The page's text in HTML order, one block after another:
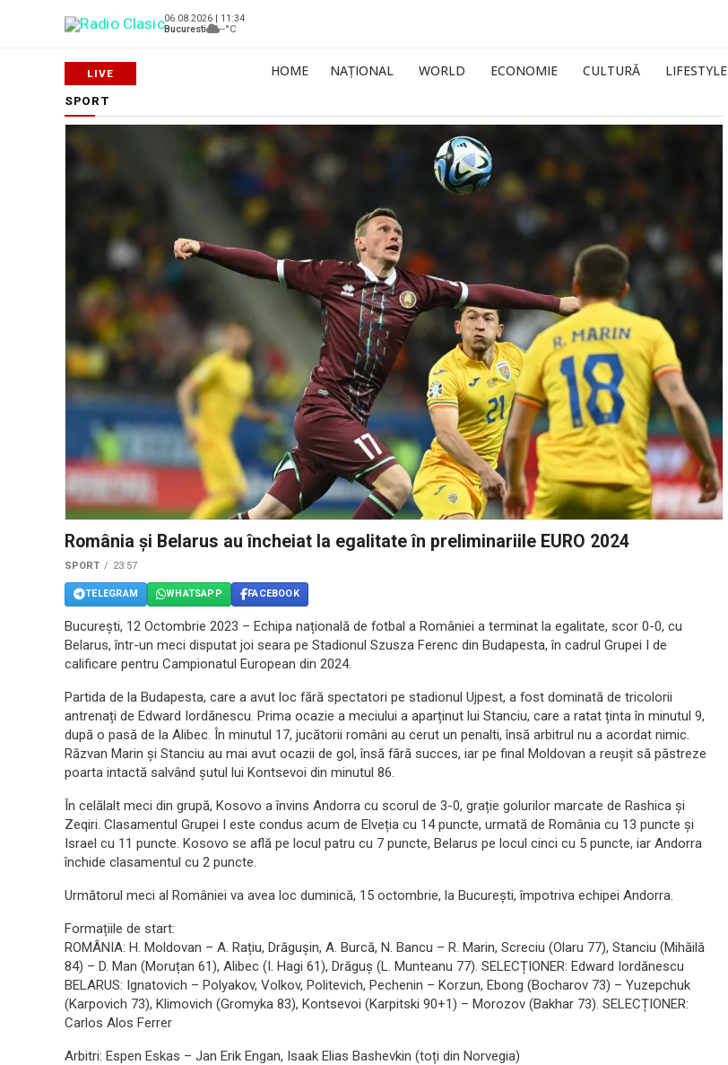
06.08.2026 | 11:34
Bucuresti
--°C
HOME NAȚIONAL WORLD ECONOMIE CULTURĂ LIFESTYLE
SPORT
România și Belarus au încheiat la egalitate în preliminariile EURO 2024
SPORT 23:57
TELEGRAM WHATSAPP FACEBOOK
București, 12 Octombrie 2023 – Echipa națională de fotbal a României a terminat la egalitate, scor 0-0, cu
Belarus, într-un meci disputat joi seara pe Stadionul Szusza Ferenc din Budapesta, în cadrul Grupei I de
calificare pentru Campionatul European din 2024.
Partida de la Budapesta, care a avut loc fără spectatori pe stadionul Ujpest, a fost dominată de tricolorii
antrenați de Edward Iordănescu. Prima ocazie a meciului a aparținut lui Stanciu, care a ratat ținta în minutul 9,
după o pasă de la Alibec. În minutul 17, jucătorii români au cerut un penalti, însă arbitrul nu a acordat nimic.
Răzvan Marin și Stanciu au mai avut ocazii de gol, însă fără succes, iar pe final Moldovan a reușit să păstreze
poarta intactă salvând șutul lui Kontsevoi din minutul 86.
În celălalt meci din grupă, Kosovo a învins Andorra cu scorul de 3-0, grație golurilor marcate de Rashica și
Zeqiri. Clasamentul Grupei I este condus acum de Elveția cu 14 puncte, urmată de România cu 13 puncte și
Israel cu 11 puncte. Kosovo se află pe locul patru cu 7 puncte, Belarus pe locul cinci cu 5 puncte, iar Andorra
închide clasamentul cu 2 puncte.
Următorul meci al României va avea loc duminică, 15 octombrie, la București, împotriva echipei Andorra.
Formațiile de start:
ROMÂNIA: H. Moldovan – A. Rațiu, Drăgușin, A. Burcă, N. Bancu – R. Marin, Screciu (Olaru 77), Stanciu (Mihăilă
84) – D. Man (Moruțan 61), Alibec (I. Hagi 61), Drăguș (L. Munteanu 77). SELECȚIONER: Edward Iordănescu
BELARUS: Ignatovich – Polyakov, Volkov, Politevich, Pechenin – Korzun, Ebong (Bocharov 73) – Yuzepchuk
(Karpovich 73), Klimovich (Gromyka 83), Kontsevoi (Karpitski 90+1) – Morozov (Bakhar 73). SELECȚIONER:
Carlos Alos Ferrer
Arbitri: Espen Eskas – Jan Erik Engan, Isaak Elias Bashevkin (toți din Norvegia)